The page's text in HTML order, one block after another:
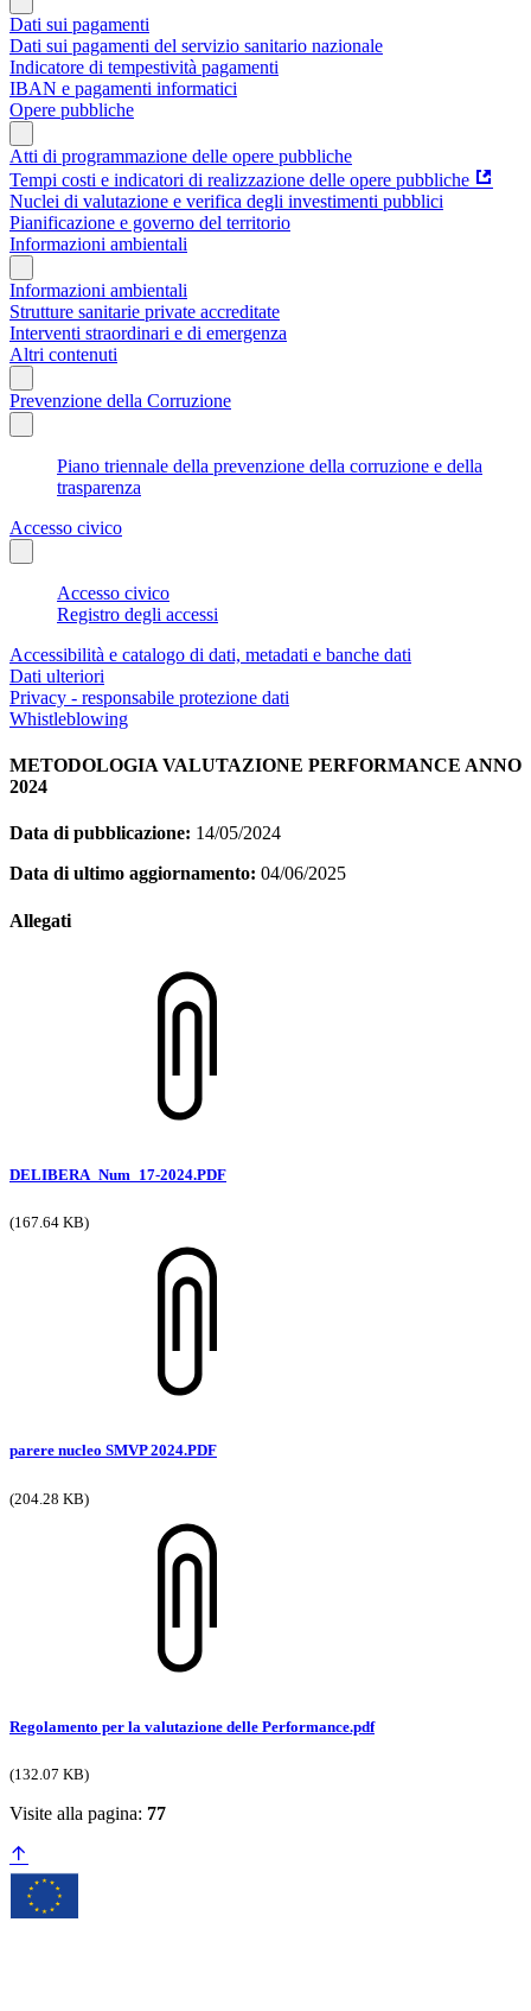
Dati sui pagamenti
Dati sui pagamenti del servizio sanitario nazionale
Indicatore di tempestività pagamenti
IBAN e pagamenti informatici
Opere pubbliche
Atti di programmazione delle opere pubbliche
Tempi costi e indicatori di realizzazione delle opere pubbliche
Nuclei di valutazione e verifica degli investimenti pubblici
Pianificazione e governo del territorio
Informazioni ambientali
Informazioni ambientali
Strutture sanitarie private accreditate
Interventi straordinari e di emergenza
Altri contenuti
Prevenzione della Corruzione
Piano triennale della prevenzione della corruzione e della
trasparenza
Accesso civico
Accesso civico
Registro degli accessi
Accessibilità e catalogo di dati, metadati e banche dati
Dati ulteriori
Privacy - responsabile protezione dati
Whistleblowing
METODOLOGIA VALUTAZIONE PERFORMANCE ANNO
2024
Data di pubblicazione: 14/05/2024
Data di ultimo aggiornamento: 04/06/2025
Allegati
DELIBERA_Num_17-2024.PDF
(167.64 KB)
parere nucleo SMVP 2024.PDF
(204.28 KB)
Regolamento per la valutazione delle Performance.pdf
(132.07 KB)
Visite alla pagina: 77